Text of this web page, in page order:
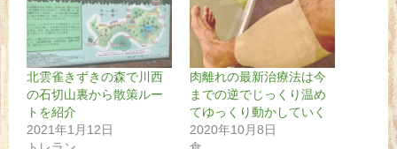
北雲雀きずきの森で川西
の石切山裏から散策ルー
トを紹介
2021年1月12日
肉離れの最新治療法は今
までの逆でじっくり温め
てゆっくり動かしていく
2020年10月8日